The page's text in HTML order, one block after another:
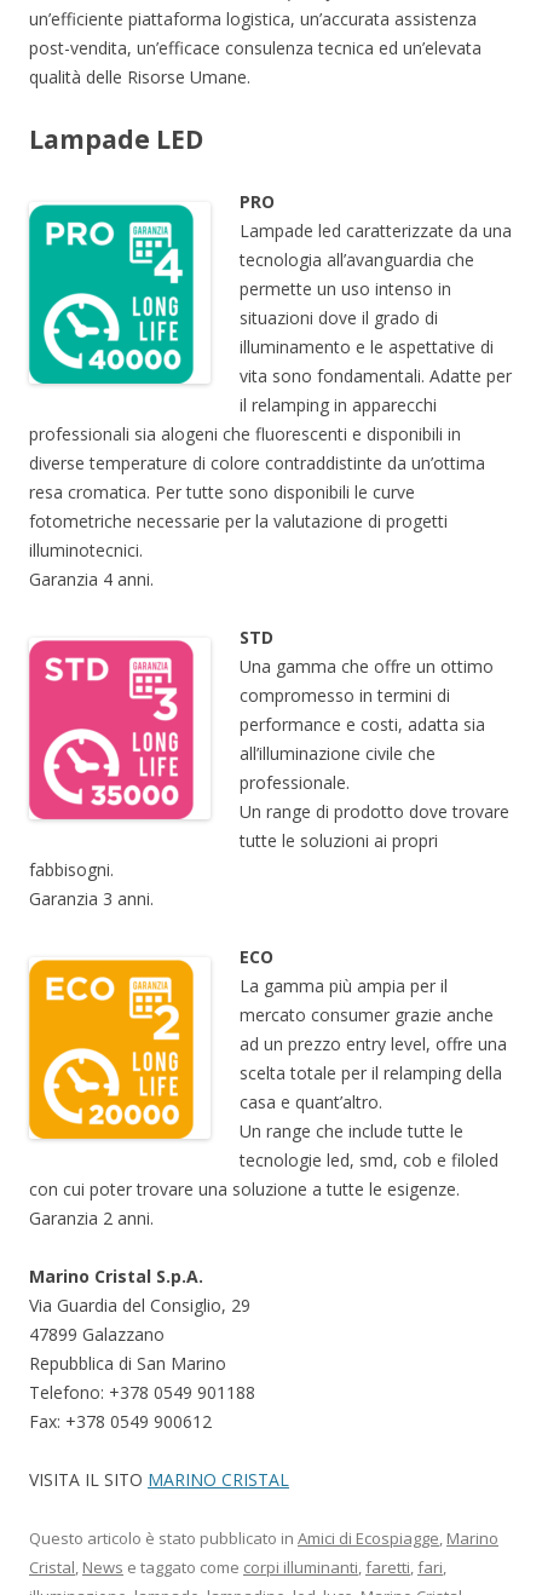
un’efficiente piattaforma logistica, un’accurata assistenza
post-vendita, un’efficace consulenza tecnica ed un’elevata
qualità delle Risorse Umane.
Lampade LED
PRO
Lampade led caratterizzate da una
tecnologia all’avanguardia che
permette un uso intenso in
situazioni dove il grado di
illuminamento e le aspettative di
vita sono fondamentali. Adatte per
il relamping in apparecchi
professionali sia alogeni che fluorescenti e disponibili in
diverse temperature di colore contraddistinte da un’ottima
resa cromatica. Per tutte sono disponibili le curve
fotometriche necessarie per la valutazione di progetti
illuminotecnici.
Garanzia 4 anni.
STD
Una gamma che offre un ottimo
compromesso in termini di
performance e costi, adatta sia
all’illuminazione civile che
professionale.
Un range di prodotto dove trovare
tutte le soluzioni ai propri
fabbisogni.
Garanzia 3 anni.
ECO
La gamma più ampia per il
mercato consumer grazie anche
ad un prezzo entry level, offre una
scelta totale per il relamping della
casa e quant’altro.
Un range che include tutte le
tecnologie led, smd, cob e filoled
con cui poter trovare una soluzione a tutte le esigenze.
Garanzia 2 anni.
Marino Cristal S.p.A.
Via Guardia del Consiglio, 29
47899 Galazzano
Repubblica di San Marino
Telefono: +378 0549 901188
Fax: +378 0549 900612
VISITA IL SITO MARINO CRISTAL
Questo articolo è stato pubblicato in Amici di Ecospiagge, Marino
Cristal, News e taggato come corpi illuminanti,faretti,fari,